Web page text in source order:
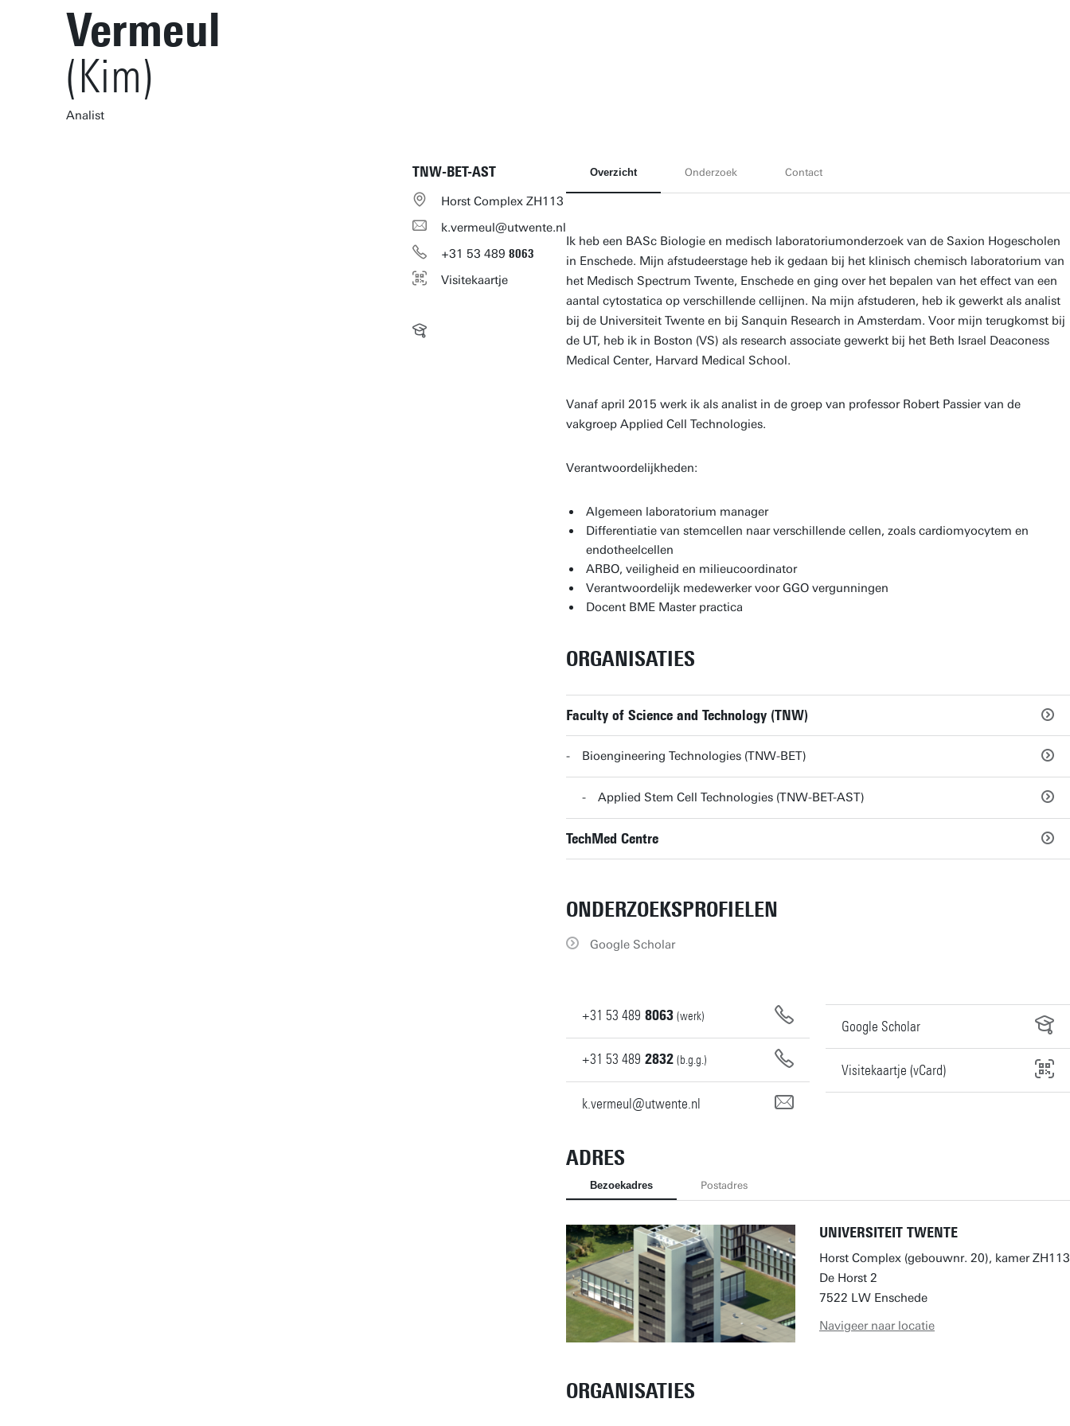
Vermeul
(Kim)
Analist
TNW-BET-AST
Horst Complex ZH113
k.vermeul@utwente.nl
+31 53 489 8063
Visitekaartje
Overzicht Onderzoek Contact
Ik heb een BASc Biologie en medisch laboratoriumonderzoek van de Saxion Hogescholen
in Enschede. Mijn afstudeerstage heb ik gedaan bij het klinisch chemisch laboratorium van
het Medisch Spectrum Twente, Enschede en ging over het bepalen van het effect van een
aantal cytostatica op verschillende cellijnen. Na mijn afstuderen, heb ik gewerkt als analist
bij de Universiteit Twente en bij Sanquin Research in Amsterdam. Voor mijn terugkomst bij
de UT, heb ik in Boston (VS) als research associate gewerkt bij het Beth Israel Deaconess
Medical Center, Harvard Medical School.
Vanaf april 2015 werk ik als analist in de groep van professor Robert Passier van de
vakgroep Applied Cell Technologies.
Verantwoordelijkheden:
Algemeen laboratorium manager
Differentiatie van stemcellen naar verschillende cellen, zoals cardiomyocytem en
endotheelcellen
ARBO, veiligheid en milieucoordinator
Verantwoordelijk medewerker voor GGO vergunningen
Docent BME Master practica
ORGANISATIES
Faculty of Science and Technology (TNW)
Bioengineering Technologies (TNW-BET)
Applied Stem Cell Technologies (TNW-BET-AST)
TechMed Centre
ONDERZOEKSPROFIELEN
Google Scholar
+31 53 489 8063 (werk)
+31 53 489 2832 (b.g.g.)
k.vermeul@utwente.nl
Google Scholar
Visitekaartje (vCard)
ADRES
Bezoekadres Postadres
UNIVERSITEIT TWENTE
Horst Complex (gebouwnr. 20), kamer ZH113
De Horst 2
7522 LW Enschede
Navigeer naar locatie
ORGANISATIES